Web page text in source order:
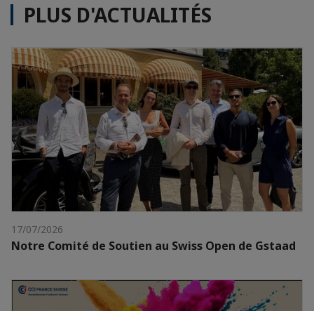
PLUS D'ACTUALITÉS
17/07/2026
Notre Comité de Soutien au Swiss Open de Gstaad